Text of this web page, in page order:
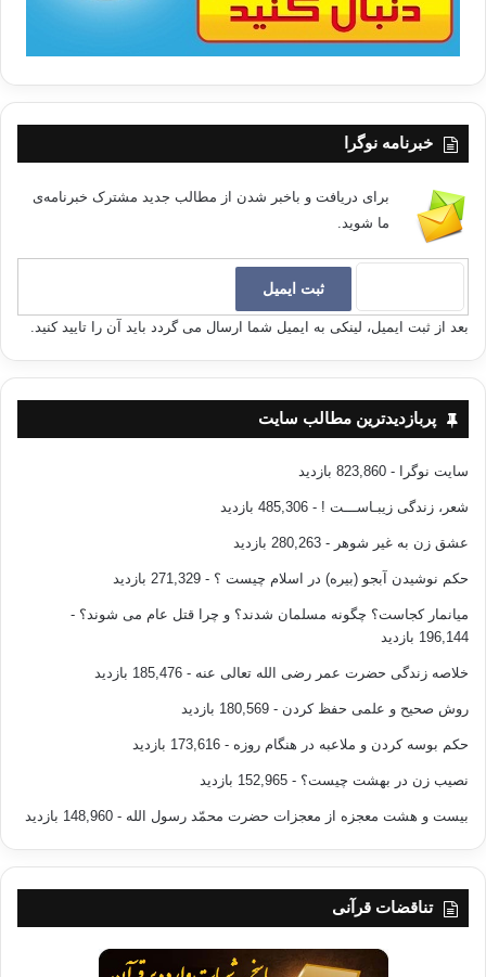
خبرنامه نوگرا
برای دریافت و باخبر شدن از مطالب جدید مشترک خبرنامه‌ی
ما شوید.
بعد از ثبت ایمیل، لینکی به ایمیل شما ارسال می گردد باید آن را تایید کنید.
پربازدیدترین مطالب سایت
سایت نوگرا - 823,860 بازدید
شعر، زندگی زیبـاســـت ! - 485,306 بازدید
عشق زن به غیر شوهر - 280,263 بازدید
حکم نوشیدن آبجو (بیره) در اسلام چیست ؟ - 271,329 بازدید
میانمار کجاست؟ چگونه مسلمان شدند؟ و چرا قتل عام می شوند؟ -
196,144 بازدید
خلاصه زندگی حضرت عمر رضی الله تعالی عنه - 185,476 بازدید
روش صحیح و علمی حفظ کردن - 180,569 بازدید
حکم بوسه کردن و ملاعبه در هنگام روزه - 173,616 بازدید
نصیب زن در بهشت چیست؟ - 152,965 بازدید
بیست و هشت معجزه از معجزات حضرت محمّد رسول الله - 148,960 بازدید
تناقضات قرآنی